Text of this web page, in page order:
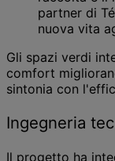
partner di
nuova vita
Gli spazi verdi
comfort
sintonia con
Ingegneria
Il progetto ha